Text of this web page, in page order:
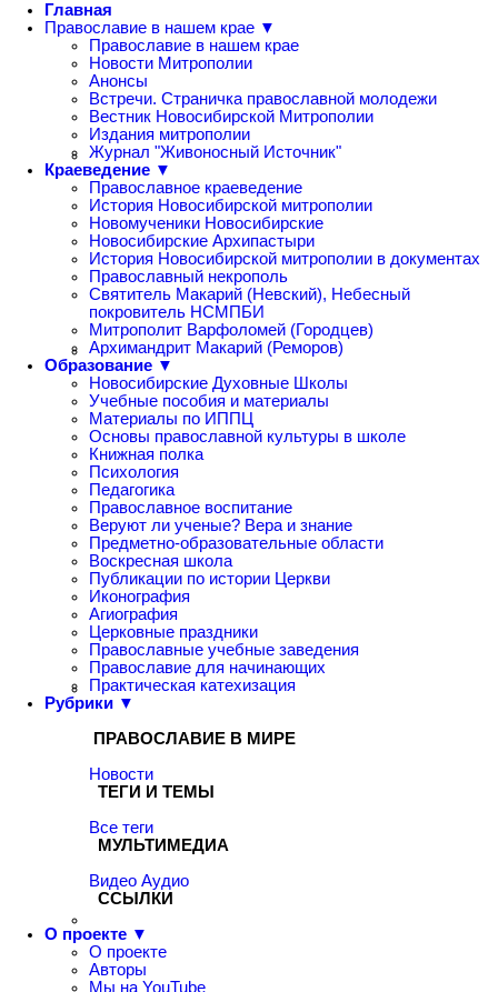
Главная
Православие в нашем крае ▼
Православие в нашем крае
Новости Митрополии
Анонсы
Встречи. Страничка православной молодежи
Вестник Новосибирской Митрополии
Издания митрополии
Журнал "Живоносный Источник"
Краеведение ▼
Православное краеведение
История Новосибирской митрополии
Новомученики Новосибирские
Новосибирские Архипастыри
История Новосибирской митрополии в документах
Православный некрополь
Святитель Макарий (Невский), Небесный
покровитель НСМПБИ
Митрополит Варфоломей (Городцев)
Архимандрит Макарий (Реморов)
Образование ▼
Новосибирские Духовные Школы
Учебные пособия и материалы
Материалы по ИППЦ
Основы православной культуры в школе
Книжная полка
Психология
Педагогика
Православное воспитание
Веруют ли ученые? Вера и знание
Предметно-образовательные области
Воскресная школа
Публикации по истории Церкви
Иконография
Агиография
Церковные праздники
Православные учебные заведения
Православие для начинающих
Практическая катехизация
Рубрики ▼
ПРАВОСЛАВИЕ В МИРЕ
Новости
ТЕГИ И ТЕМЫ
Все теги
МУЛЬТИМЕДИА
Видео Аудио
ССЫЛКИ
О проекте ▼
О проекте
Авторы
Мы на YouTube